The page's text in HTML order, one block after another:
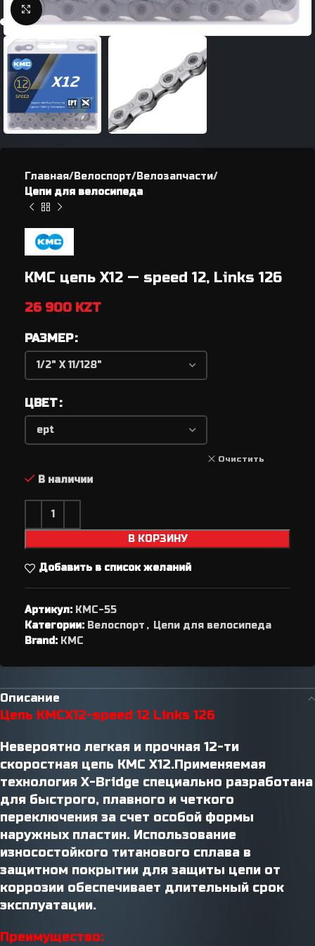
Нажмите, чтобы увеличить
Главная Велоспорт
Велозапчасти
Цепи для велосипеда
KMC цепь X12 — speed 12, Links 126
26 900 KZT
РАЗМЕР
ЦВЕТ
Очистить
В наличии
В КОРЗИНУ
Добавить в список желаний
Артикул: KMC-55
Категории: Велоспорт , Цепи для велосипеда
Brand: KMC
Описание
Цепь KMCX12-speed 12 Links 126
Невероятно легкая и прочная 12-ти
скоростная цепь KMC X12.Применяемая
технология X-Bridge специально разработана
для быстрого, плавного и четкого
переключения за счет особой формы
наружных пластин. Использование
износостойкого титанового сплава в
защитном покрытии для защиты цепи от
коррозии обеспечивает длительный срок
эксплуатации.
Преимущество: